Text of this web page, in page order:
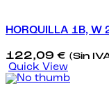
HORQUILLA 1B, W
122,09 € (Sin
Quick View